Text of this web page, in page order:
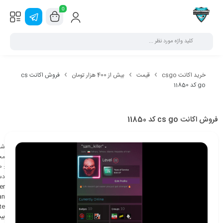
0
خرید اکانت csgo قیمت بیش از 400 هزار تومان
فروش اکانت cs
go کد 11850
فروش اکانت cs go کد 11850
: